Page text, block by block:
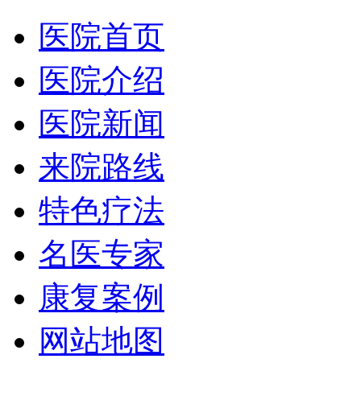
医院首页
医院介绍
医院新闻
来院路线
特色疗法
名医专家
康复案例
网站地图